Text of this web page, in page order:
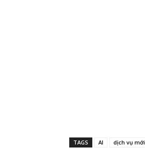
TAGS AI dịch vụ mới